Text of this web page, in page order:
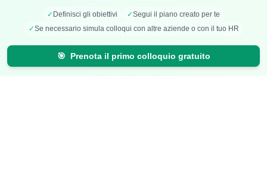
✓ Definisci gli obiettivi ✓Segui il piano creato per te
✓Se necessario simula colloqui con altre aziende o con il tuo HR
🎯 Prenota il primo colloquio gratuito
Mappa Stipendi Italia
Calcolatori